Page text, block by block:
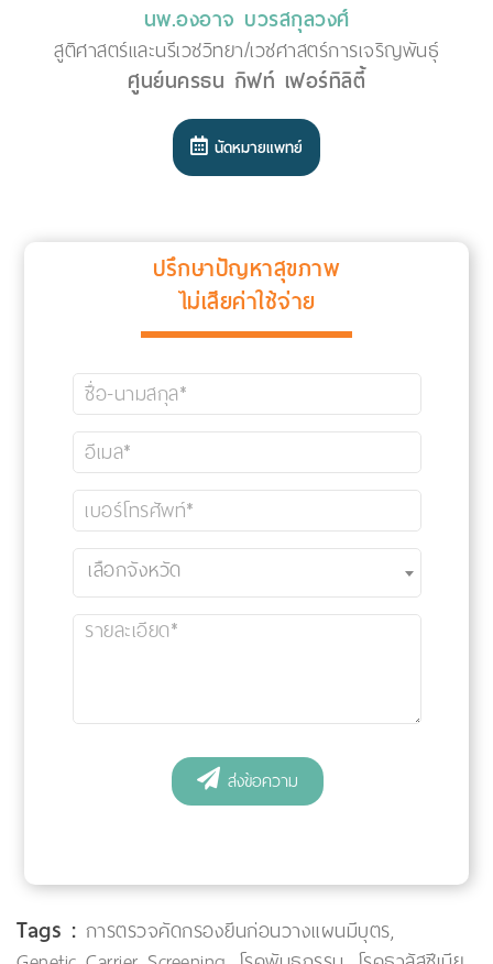
นพ.องอาจ บวรสกุลวงศ์
สูติศาสตร์และนรีเวชวิทยา/เวชศาสตร์การเจริญพันธุ์
ศูนย์นครธน กิฟท์ เฟอร์ทิลิตี้
นัดหมายแพทย์
ปรึกษาปัญหาสุขภาพ
ไม่เสียค่าใช้จ่าย
Tags : การตรวจคัดกรองยีนก่อนวางแผนมีบุตร,